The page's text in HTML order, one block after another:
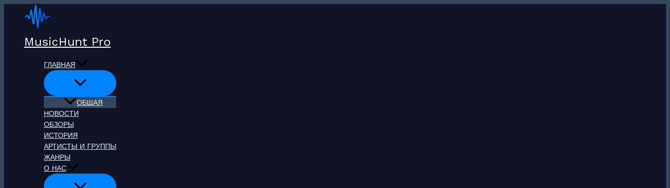
Перейти
MusicHunt Pro
ГЛАВНАЯ
ОБЩАЯ
НОВОСТИ
ОБЗОРЫ
ИСТОРИЯ
АРТИСТЫ И ГРУППЫ
ЖАНРЫ
О НАС